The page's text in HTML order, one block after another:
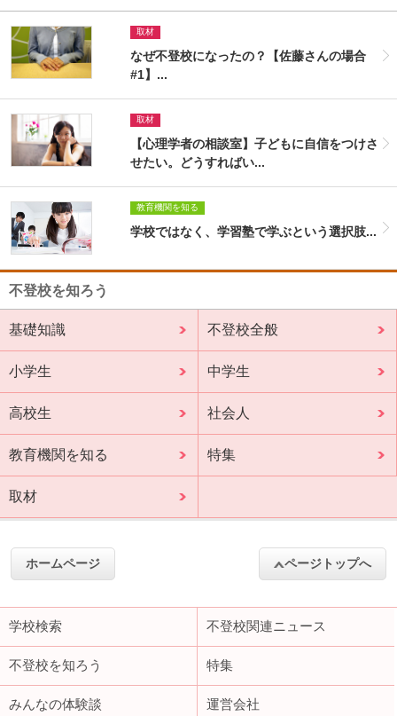
取材
なぜ不登校になったの？【佐藤さんの場合
#1】...
取材
【心理学者の相談室】子どもに自信をつけさ
せたい。どうすればい...
教育機関を知る
学校ではなく、学習塾で学ぶという選択肢...
不登校を知ろう
基礎知識 不登校全般
小学生 中学生
高校生 社会人
教育機関を知る 特集
取材
ホームページ ページトップへ
学校検索 不登校関連ニュース
不登校を知ろう 特集
みんなの体験談 運営会社